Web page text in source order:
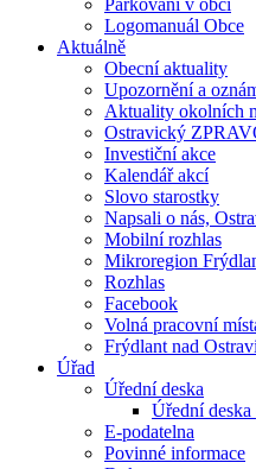
Parkování v obci
Logomanuál Obce
Aktuálně
Obecní aktuality
Upozornění a
Aktuality okolních
Ostravický
Investiční akce
Kalendář akcí
Slovo starostky
Napsali o nás,
Mobilní rozhlas
Mikroregion
Rozhlas
Facebook
Volná pracovní
Frýdlant nad
Úřad
Úřední deska
Úřední
E-podatelna
Povinné informace